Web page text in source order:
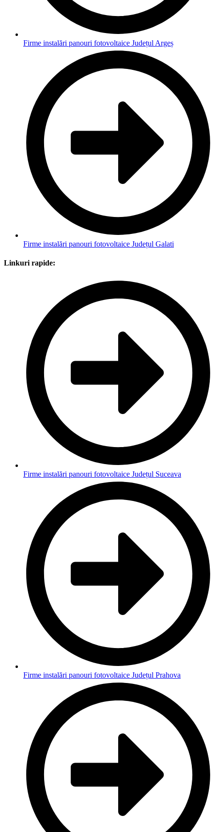
Firme instalări panouri fotovoltaice Județul Argeș
Firme instalări panouri fotovoltaice Județul Galati
Linkuri rapide:
Firme instalări panouri fotovoltaice Județul Suceava
Firme instalări panouri fotovoltaice Județul Prahova